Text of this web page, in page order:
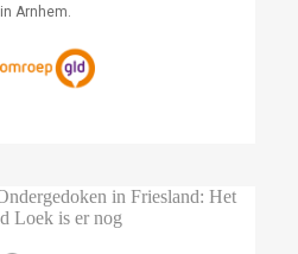
in Arnhem.